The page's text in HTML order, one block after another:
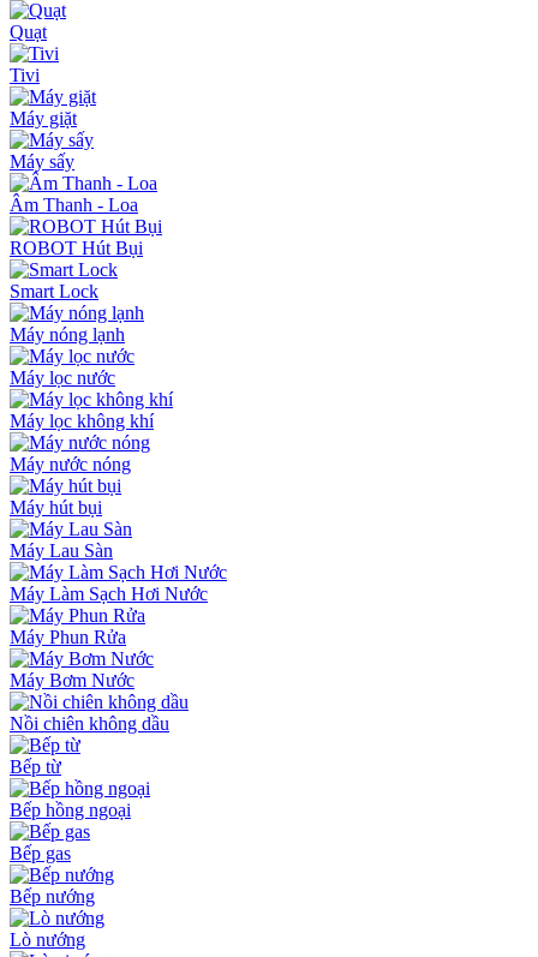
Quạt
Tivi
Máy giặt
Máy sấy
Âm Thanh - Loa
ROBOT Hút Bụi
Smart Lock
Máy nóng lạnh
Máy lọc nước
Máy lọc không khí
Máy nước nóng
Máy hút bụi
Máy Lau Sàn
Máy Làm Sạch Hơi Nước
Máy Phun Rửa
Máy Bơm Nước
Nồi chiên không dầu
Bếp từ
Bếp hồng ngoại
Bếp gas
Bếp nướng
Lò nướng